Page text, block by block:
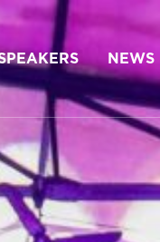
NEWS